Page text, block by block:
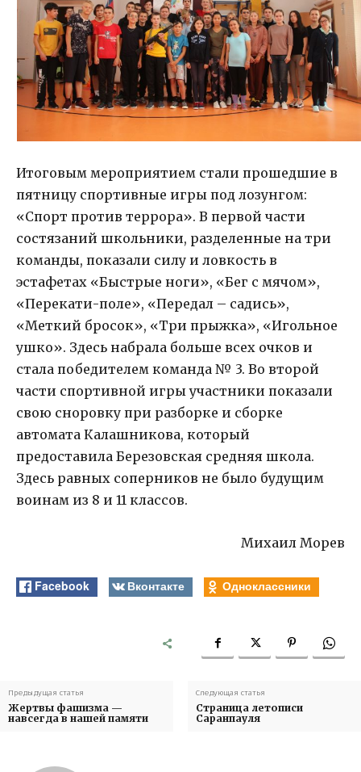
Итоговым мероприятием стали прошедшие в
пятницу спортивные игры под лозунгом:
«Спорт против террора». В первой части
состязаний школьники, разделенные на три
команды, показали силу и ловкость в
эстафетах «Быстрые ноги», «Бег с мячом»,
«Перекати-поле», «Передал – садись»,
«Меткий бросок», «Три прыжка», «Игольное
ушко». Здесь набрала больше всех очков и
стала победителем команда № 3. Во второй
части спортивной игры участники показали
свою сноровку при разборке и сборке
автомата Калашникова, который
предоставила Березовская средняя школа.
Здесь равных соперников не было будущим
воинам из 8 и 11 классов.
Михаил Морев
Facebook Вконтакте Одноклассники
Предыдущая статья
Жертвы фашизма —
навсегда в нашей памяти
Следующая статья
Страница летописи
Саранпауля